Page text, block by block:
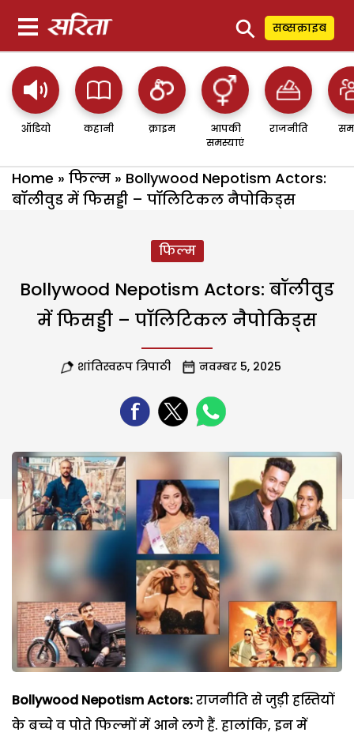
⚲ सब्सक्राइब
ऑडियो कहानी क्राइम
आपकी
समस्याएं
राजनीति
Home » फिल्म » Bollywood Nepotism Actors:
बॉलीवुड में फिसड्डी – पॉलिटिकल नैपोकिड्स
फिल्म
Bollywood Nepotism Actors: बॉलीवुड
में फिसड्डी – पॉलिटिकल नैपोकिड्स
शांतिस्वरूप त्रिपाठी नवम्बर 5, 2025
Bollywood Nepotism Actors:राजनीति से जुड़ी हस्तियों
के बच्चे व पोते फिल्मों में आने लगे हैं. हालांकि, इन में